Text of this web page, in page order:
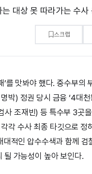
대상 못 따라가는 수사
스크랩
를 맛봐야 했다. 중수부의
박) 정권 당시 금융 ‘4대천
조재빈) 등 특수부 3곳
각 수사 최종 타깃으로 정
적인 압수수색과 함께 검
될 가능성이 높아 보인다.